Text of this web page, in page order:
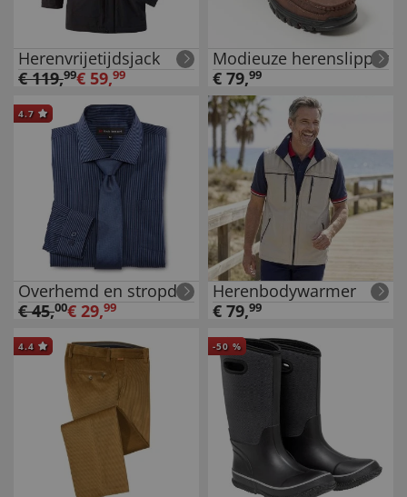
Herenvrijetijdsjack
€119,99€ 59,99
Modieuze herenslipper
€ 79,99
4.7
Overhemd en stropdas
€45,00€ 29,99
Herenbodywarmer
€ 79,99
4.4 -50 %